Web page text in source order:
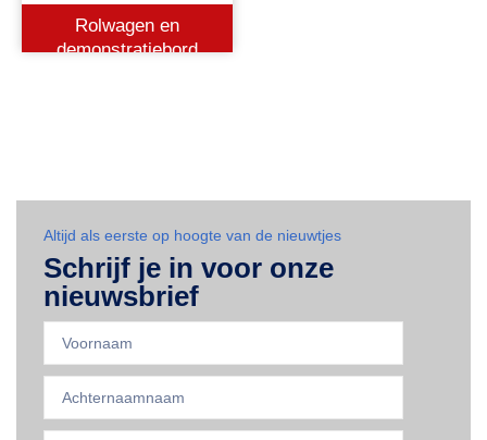
Rolwagen en
demonstratiebord
Altijd als eerste op hoogte van de nieuwtjes
Schrijf je in voor onze
nieuwsbrief